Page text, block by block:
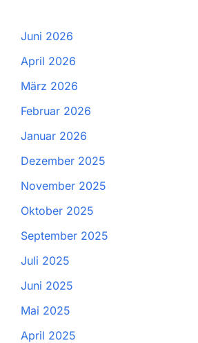
Juni 2026
April 2026
März 2026
Februar 2026
Januar 2026
Dezember 2025
November 2025
Oktober 2025
September 2025
Juli 2025
Juni 2025
Mai 2025
April 2025